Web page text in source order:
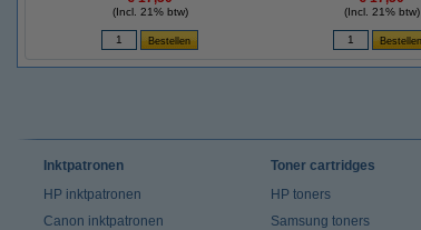
(Incl. 21% btw) (Incl. 21% btw)
Inktpatronen
HP inktpatronen
Canon inktpatronen
Toner cartridges
HP toners
Samsung toners